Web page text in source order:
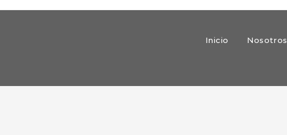
Inicio Nosotros